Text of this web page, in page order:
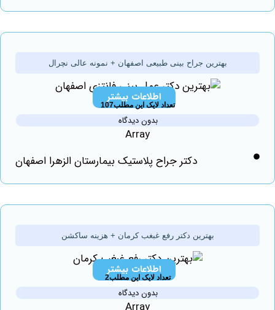
بهترین جراح بینی طبیعی اصفهان + نمونه عالی نچرال
اطلاعات بیشتر
تعداد لایک این مطلب107
بدون دیدگاه
دکتر جراح پلاستیک بیمارستان الزهرا اصفهان
بهترین دکتر رفع غبغب کرمان + هزینه ساکشن
اطلاعات بیشتر
تعداد لایک این مطلب2
بدون دیدگاه